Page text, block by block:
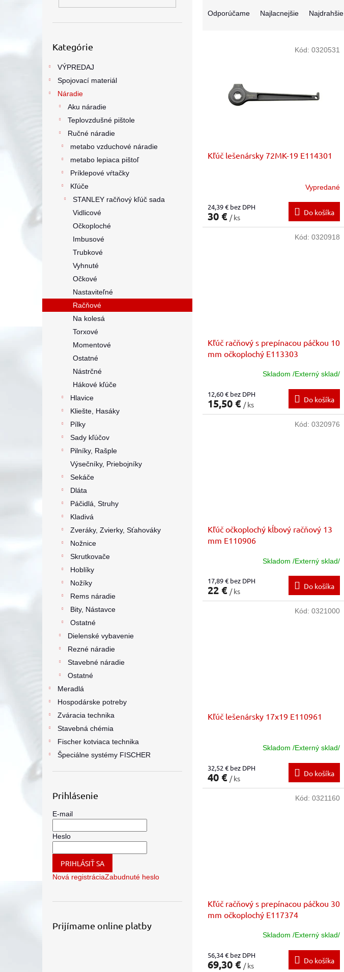
kategórie
Kategórie
VÝPREDAJ
Spojovací materiál
Náradie
Aku náradie
Teplovzdušné pištole
Ručné náradie
metabo vzduchové náradie
metabo lepiaca pištoľ
Príklepové vŕtačky
Kľúče
STANLEY račňový kľúč sada
Vidlicové
Očkoploché
Imbusové
Trubkové
Vyhnuté
Očkové
Nastaviteľné
Račňové
Na kolesá
Torxové
Momentové
Ostatné
Nástrčné
Hákové kľúče
Hlavice
Kliešte, Hasáky
Pílky
Sady kľúčov
Pilníky, Rašple
Výsečníky, Priebojníky
Sekáče
Dláta
Páčidlá, Struhy
Kladivá
Zveráky, Zvierky, Sťahováky
Nožnice
Skrutkovače
Hoblíky
Nožíky
Rems náradie
Bity, Nástavce
Ostatné
Dielenské vybavenie
Rezné náradie
Stavebné náradie
Ostatné
Meradlá
Hospodárske potreby
Zváracia technika
Stavebná chémia
Fischer kotviaca technika
Špeciálne systémy FISCHER
Prihlásenie
E-mail
Heslo
PRIHLÁSIŤ SA
Nová registráciaZabudnuté heslo
Prijímame online platby
Odporúčame Najlacnejšie Najdrahšie
Kľúč lešenársky 72MK-19 E114301
Vypredané
24,39 € bez DPH
30 € / ks
Do košíka
Kód: 0320531
Kľúč račňový s prepínacou páčkou 10
mm očkoplochý E113303
Skladom /Externý sklad/
12,60 € bez DPH
15,50 € / ks
Do košíka
Kód: 0320918
Kľúč očkoplochý kĺbový račňový 13
mm E110906
Skladom /Externý sklad/
17,89 € bez DPH
22 € / ks
Do košíka
Kód: 0320976
Kľúč lešenársky 17x19 E110961
Skladom /Externý sklad/
32,52 € bez DPH
40 € / ks
Do košíka
Kód: 0321000
Kľúč račňový s prepínacou páčkou 30
mm očkoplochý E117374
Skladom /Externý sklad/
56,34 € bez DPH
69,30 € / ks
Do košíka
Kód: 0321160